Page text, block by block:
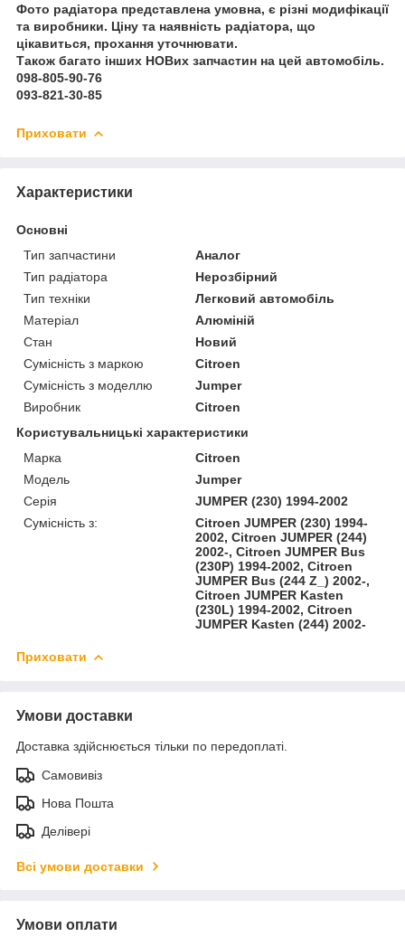
Фото радіатора представлена умовна, є різні модифікації
та виробники. Ціну та наявність радіатора, що
цікавиться, прохання уточнювати.
Також багато інших НОВих запчастин на цей автомобіль.
098-805-90-76
093-821-30-85
Приховати
Характеристики
Основні
Тип запчастини
Аналог
Тип радіатора
Нерозбірний
Тип техніки
Легковий автомобіль
Матеріал
Алюміній
Стан
Новий
Сумісність з маркою
Citroen
Сумісність з моделлю
Jumper
Виробник
Citroen
Користувальницькі характеристики
Марка
Citroen
Модель
Jumper
Серія
JUMPER (230) 1994-2002
Сумісність з:
Citroen JUMPER (230) 1994-
2002, Citroen JUMPER (244)
2002-, Citroen JUMPER Bus
(230P) 1994-2002, Citroen
JUMPER Bus (244 Z_) 2002-,
Citroen JUMPER Kasten
(230L) 1994-2002, Citroen
JUMPER Kasten (244) 2002-
Приховати
Умови доставки
Доставка здійснюється тільки по передоплаті.
Самовивіз
Нова Пошта
Делівері
Всі умови доставки
Умови оплати